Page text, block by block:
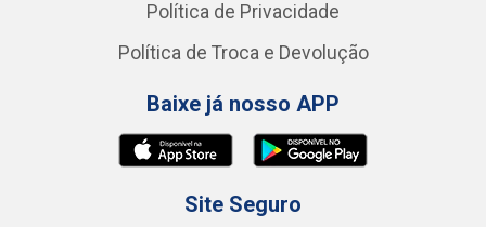
Política de Privacidade
Política de Troca e Devolução
Baixe já nosso APP
Site Seguro